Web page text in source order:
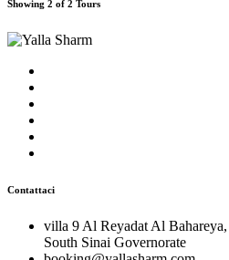
Showing 2 of 2 Tours
Contattaci
villa 9 Al Reyadat Al
South Sinai Governorate